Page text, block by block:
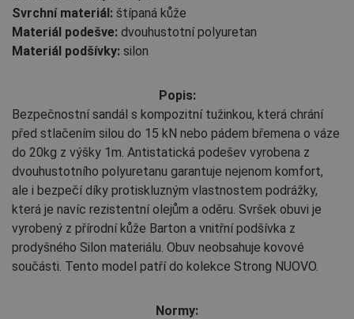
Svrchní materiál: štípaná kůže
Materiál podešve: dvouhustotní polyuretan
Materiál podšívky: silon
Popis:
Bezpečnostní sandál s kompozitní tužinkou, která chrání
před stlačením silou do 15 kN nebo pádem břemena o váze
do 20kg z výšky 1m. Antistatická podešev vyrobena z
dvouhustotního polyuretanu garantuje nejenom komfort,
ale i bezpečí díky protiskluzným vlastnostem podrážky,
která je navíc rezistentní olejům a oděru. Svršek obuvi je
vyrobený z přírodní kůže Barton a vnitřní podšívka z
prodyšného Silon materiálu. Obuv neobsahuje kovové
součásti. Tento model patří do kolekce Strong NUOVO.
Normy: